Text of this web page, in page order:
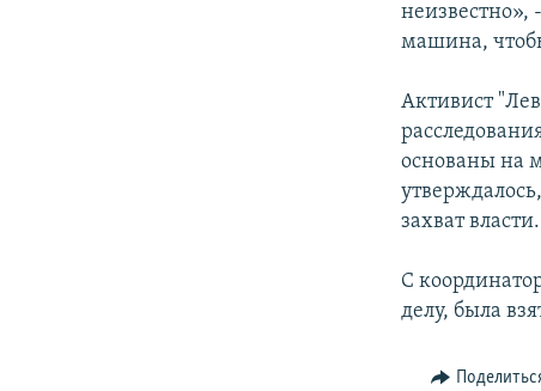
неизвестно»,
машина,
Активист
основаны на
захват власти.
С
делу, была